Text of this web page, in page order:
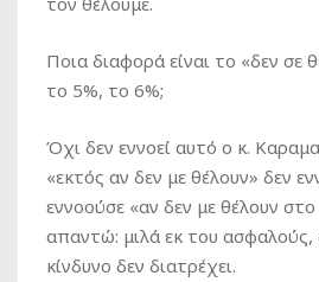
Ποια διαφορά είναι το «δεν σε
το 5%, το 6%;
Όχι δεν εννοεί αυτό ο κ.
«εκτός αν δεν με θέλουν» δεν
εννοούσε «αν δεν με θέλουν
απαντώ: μιλά εκ του ασφαλούς,
κίνδυνο δεν διατρέχει.